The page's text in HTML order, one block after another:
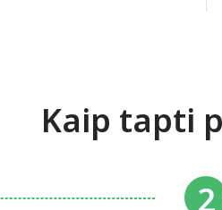
Kaip tapti